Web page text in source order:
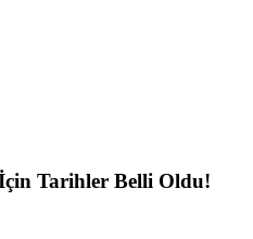
Tarihler Belli Oldu!